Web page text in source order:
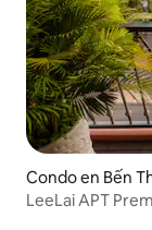
Condo en Bến
LeeLai APT